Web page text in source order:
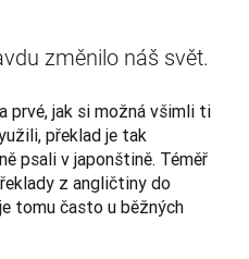
změnilo náš svět.
prvé, jak si možná všimli ti
překlad je tak
psali v japonštině. Téměř
z angličtiny do
tomu často u běžných